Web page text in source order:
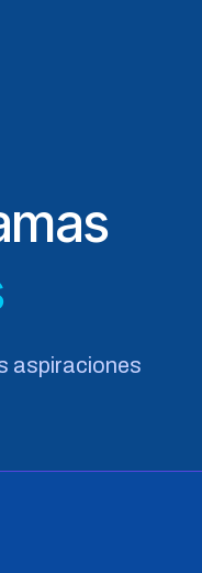
aspiraciones